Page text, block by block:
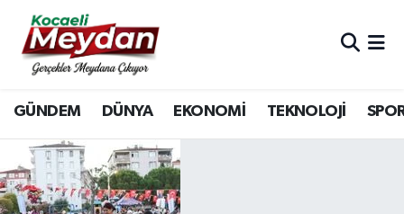
GÜNDEM DÜNYA EKONOMİ TEKNOLOJİ
Nöbetçi Eczaneler
Hava Durumu
Trafik Durumu
Süper Lig Puan Durumu ve Fikstür